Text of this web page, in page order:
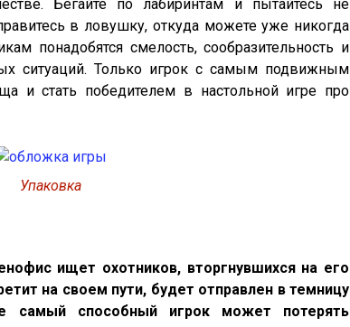
Бегайте по лабиринтам и пытайтесь не
в ловушку, откуда можете уже никогда
понадобятся смелость, сообразительность и
ситуаций. Только игрок с самым подвижным
и стать победителем в настольной игре про
Упаковка
ищет охотников, вторгнувшихся на его
на своем пути, будет отправлен в темницу
самый способный игрок может потерять